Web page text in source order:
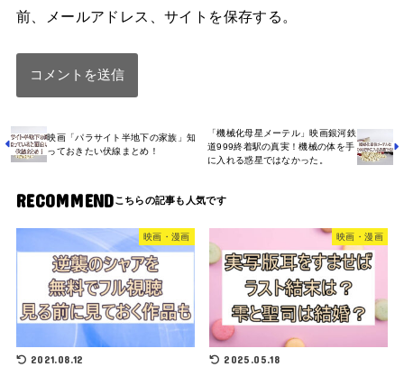
前、メールアドレス、サイトを保存する。
映画「パラサイト半地下の家族」知
っておきたい伏線まとめ！
「機械化母星メーテル」映画銀河鉄
道999終着駅の真実！機械の体を手
に入れる惑星ではなかった。
RECOMMEND
映画・漫画
2021.08.12
映画・漫画
2025.05.18